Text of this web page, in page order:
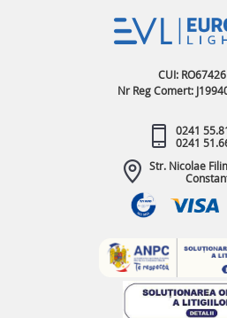
CUI:
Nr Reg Comert:
0241
0241
Str. Nicolae